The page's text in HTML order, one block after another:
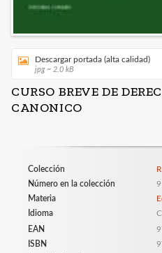
Descargar portada (alta calidad)
jpg ~ 2.0 kB
CURSO BREVE DE
CANONICO
Colección
Número en la colección
9
Materia
Idioma
EAN
ISBN